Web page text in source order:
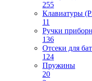
255
Клавиатуры
11
Ручки
136
Отсеки для
124
Пружины
20